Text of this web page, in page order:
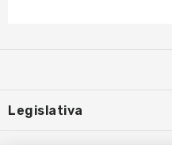
ä
t
Legislativa